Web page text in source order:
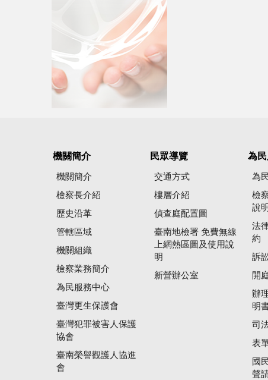
機關簡介
機關簡介
檢察長介紹
歷史沿革
管轄區域
機關組織
檢察業務簡介
為民服務中心
臺灣更生保護會
臺灣犯罪被害人保護
協會
臺南榮譽觀護人協進
會
民眾導覽
交通方式
樓層介紹
偵查庭配置圖
臺南地檢署 免費無線
上網熱區圖及使用說
明
新營辦公室
為
為
檢
說
法
約
訴
開
辦
明
司
表
國
聲